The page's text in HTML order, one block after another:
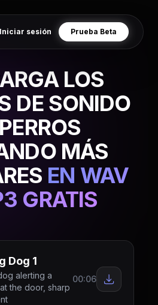
Iniciar sesión Prueba Beta
LOS
DE SONIDO
MÁS
EN WAV
GRATIS
Dog 1
alerting a
the door, sharp
00:06